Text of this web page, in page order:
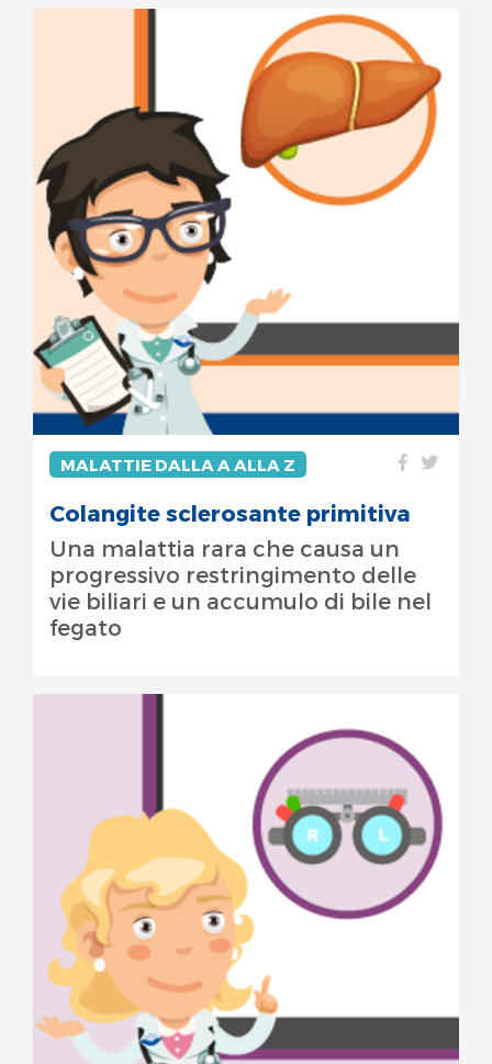
MALATTIE DALLA A ALLA Z
Colangite sclerosante primitiva
Una malattia rara che causa un
progressivo restringimento delle
vie biliari e un accumulo di bile nel
fegato